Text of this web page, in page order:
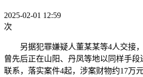
2025-02-01 12:59
次
另据犯罪嫌疑人董某某等4人交接，
曾先后正在山阳、丹凤等地以同样手
联系，落实案件4起，涉案财物约17万